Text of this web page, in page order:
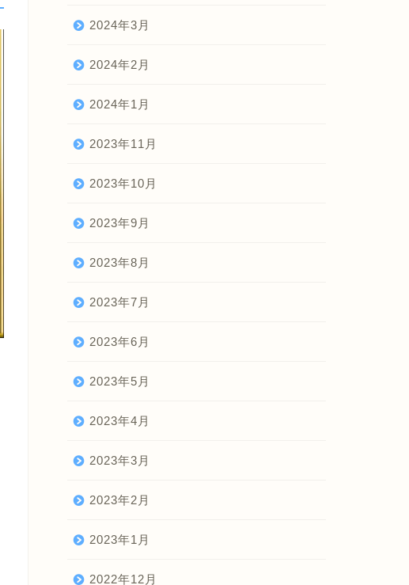
2024年3月
2024年2月
2024年1月
2023年11月
2023年10月
2023年9月
2023年8月
2023年7月
2023年6月
2023年5月
2023年4月
2023年3月
2023年2月
2023年1月
2022年12月